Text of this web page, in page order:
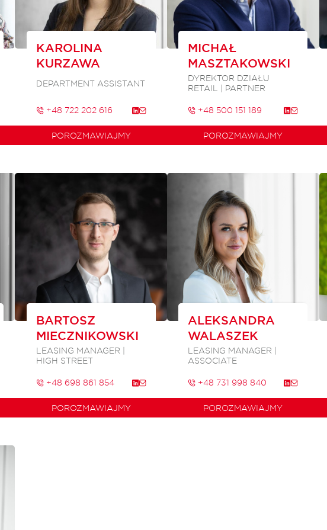
KAROLINA
KURZAWA
DEPARTMENT ASSISTANT
+48 722 202 616
POROZMAWIAJMY
MICHAŁ
MASZTAKOWSKI
DYREKTOR DZIAŁU
RETAIL | PARTNER
+48 500 151 189
POROZMAWIAJMY
BARTOSZ
MIECZNIKOWSKI
LEASING MANAGER |
HIGH STREET
+48 698 861 854
POROZMAWIAJMY
ALEKSANDRA
WALASZEK
LEASING MANAGER |
ASSOCIATE
+48 731 998 840
POROZMAWIAJMY